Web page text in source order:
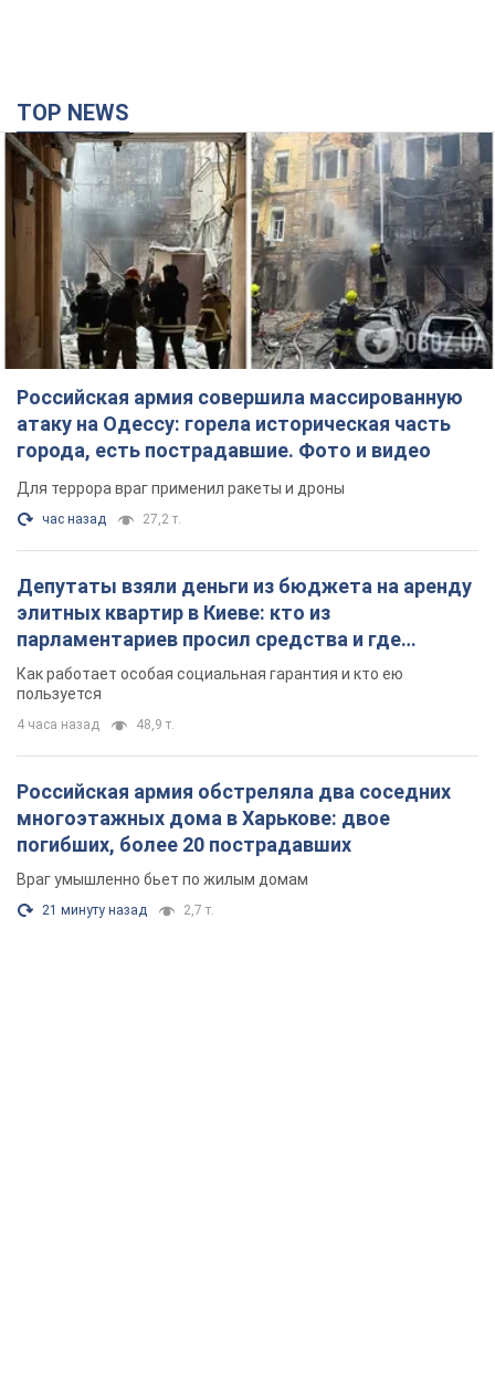
TOP NEWS
Российская армия совершила массированную
атаку на Одессу: горела историческая часть
города, есть пострадавшие. Фото и видео
Для террора враг применил ракеты и дроны
час назад 27,2 т.
Депутаты взяли деньги из бюджета на аренду
элитных квартир в Киеве: кто из
парламентариев просил средства и где
поселился
Как работает особая социальная гарантия и кто ею
пользуется
4 часа назад 48,9 т.
Российская армия обстреляла два соседних
многоэтажных дома в Харькове: двое
погибших, более 20 пострадавших
Враг умышленно бьет по жилым домам
21 минуту назад 2,7 т.